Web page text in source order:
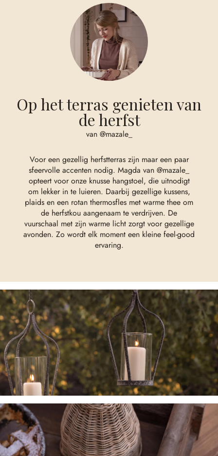
Op het terras genieten van
de herfst
van @mazale_
Voor een gezellig herfstterras zijn maar een paar
sfeervolle accenten nodig. Magda van @mazale_
opteert voor onze knusse hangstoel, die uitnodigt
om lekker in te luieren. Daarbij gezellige kussens,
plaids en een rotan thermosfles met warme thee om
de herfstkou aangenaam te verdrijven. De
vuurschaal met zijn warme licht zorgt voor gezellige
avonden. Zo wordt elk moment een kleine feel-good
ervaring.